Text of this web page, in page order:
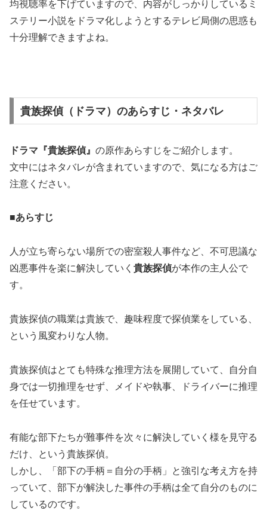
均視聴率を下げていますので、内容がしっかりしているミ
ステリー小説をドラマ化しようとするテレビ局側の思惑も
十分理解できますよね。
貴族探偵（ドラマ）のあらすじ・ネタバレ
ドラマ『貴族探偵』 の原作あらすじをご紹介します。
文中にはネタバレが含まれていますので、気になる方はご
注意ください。
■あらすじ
人が立ち寄らない場所での密室殺人事件など、不可思議な
凶悪事件を楽に解決していく 貴族探偵が本作の主人公で
す。
貴族探偵の職業は貴族で、趣味程度で探偵業をしている、
という風変わりな人物。
貴族探偵はとても特殊な推理方法を展開していて、自分自
身では一切推理をせず、メイドや執事、ドライバーに推理
を任せています。
有能な部下たちが難事件を次々に解決していく様を見守る
だけ、という貴族探偵。
しかし、「部下の手柄＝自分の手柄」と強引な考え方を持
っていて、部下が解決した事件の手柄は全て自分のものに
しているのです。